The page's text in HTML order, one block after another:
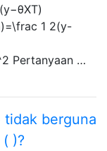
1 2(y-
Pertanyaan …
tidak berguna
)?